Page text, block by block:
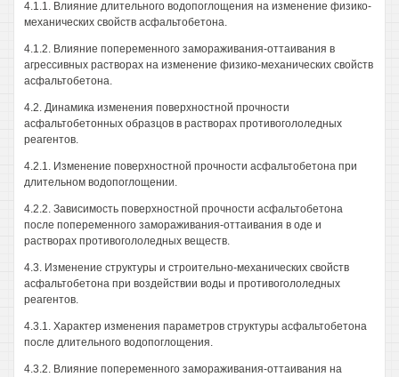
4.1.1. Влияние длительного водопоглощения на изменение физико-
механических свойств асфальтобетона.
4.1.2. Влияние попеременного замораживания-оттаивания в
агрессивных растворах на изменение физико-механических свойств
асфальтобетона.
4.2. Динамика изменения поверхностной прочности
асфальтобетонных образцов в растворах противогололедных
реагентов.
4.2.1. Изменение поверхностной прочности асфальтобетона при
длительном водопоглощении.
4.2.2. Зависимость поверхностной прочности асфальтобетона
после попеременного замораживания-оттаивания в оде и
растворах противогололедных веществ.
4.3. Изменение структуры и строительно-механических свойств
асфальтобетона при воздействии воды и противогололедных
реагентов.
4.3.1. Характер изменения параметров структуры асфальтобетона
после длительного водопоглощения.
4.3.2. Влияние попеременного замораживания-оттаивания на